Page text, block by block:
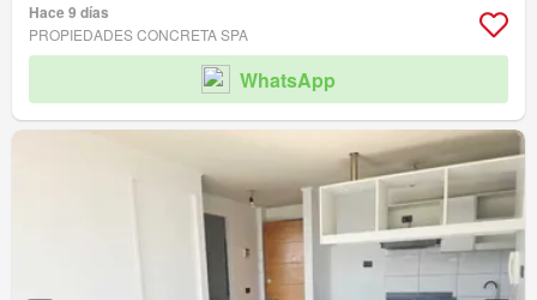
Hace 9 días
PROPIEDADES CONCRETA SPA
WhatsApp